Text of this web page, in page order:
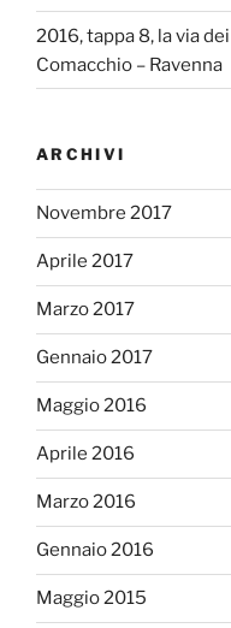
2016, tappa 8, la via
Comacchio – Ravenna
ARCHIVI
Novembre 2017
Aprile 2017
Marzo 2017
Gennaio 2017
Maggio 2016
Aprile 2016
Marzo 2016
Gennaio 2016
Maggio 2015